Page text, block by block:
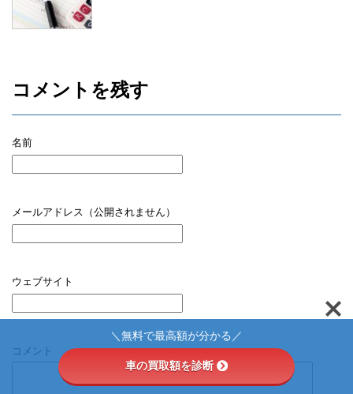
コメントを残す
名前
メールアドレス（公開されません）
ウェブサイト
コメント
＼無料で最高額が分かる／
車の買取額を診断